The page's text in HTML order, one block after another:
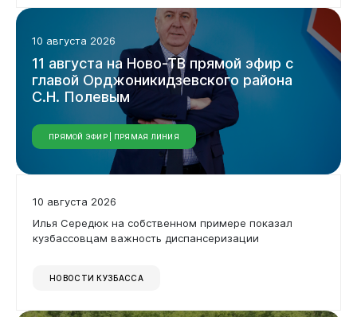
10 августа 2026
11 августа на Ново-ТВ прямой эфир с
главой Орджоникидзевского района
С.Н. Полевым
ПРЯМОЙ ЭФИР | ПРЯМАЯ ЛИНИЯ
10 августа 2026
Илья Середюк на собственном примере показал
кузбассовцам важность диспансеризации
НОВОСТИ КУЗБАССА